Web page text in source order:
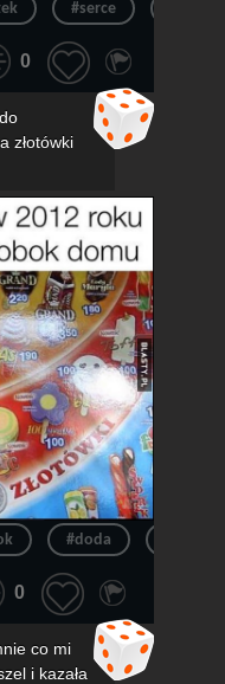
#serce
0
złotówki
#doda
0
co mi
i kazała